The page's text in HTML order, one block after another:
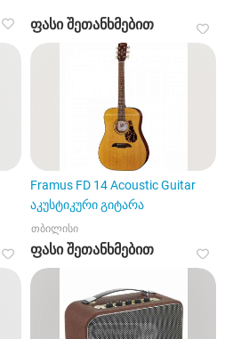
ფასი შეთანხმებით
Framus FD 14 Acoustic Guitar
აკუსტიკური გიტარა
თბილისი
ფასი შეთანხმებით